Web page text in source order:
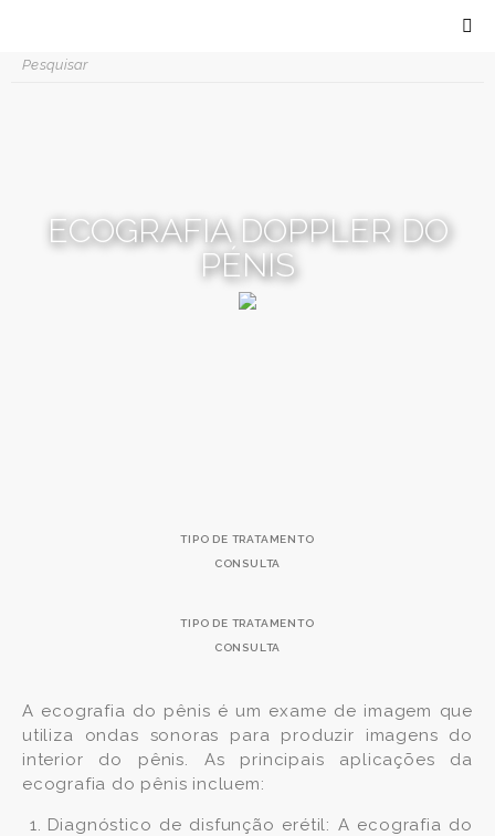
ECOGRAFIA DOPPLER DO
PÉNIS
TIPO DE TRATAMENTO
CONSULTA
TIPO DE TRATAMENTO
CONSULTA
A ecografia do pênis é um exame de imagem que
utiliza ondas sonoras para produzir imagens do
interior do pênis. As principais aplicações da
ecografia do pênis incluem:
Diagnóstico de disfunção erétil: A ecografia do